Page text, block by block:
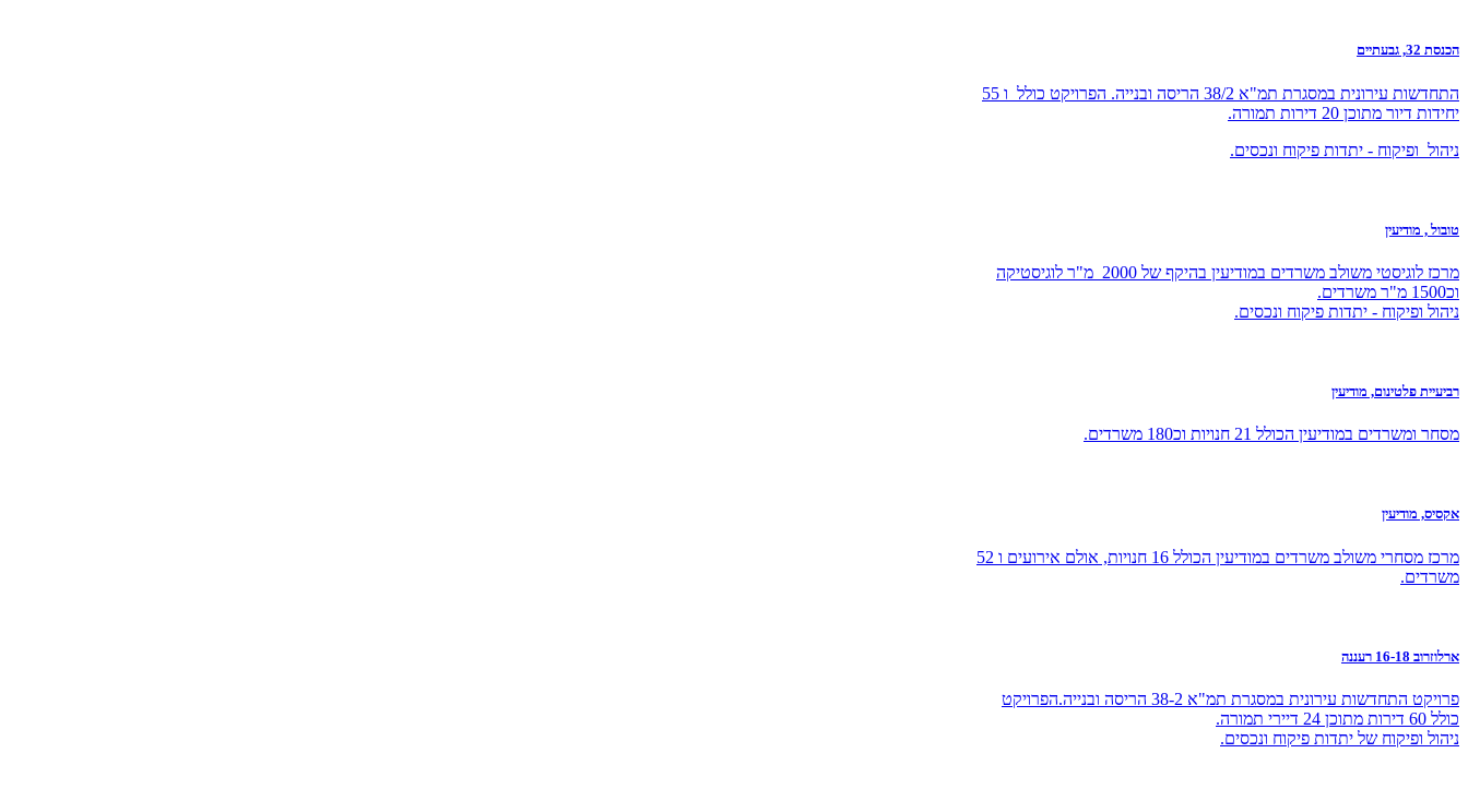
הכנסת 32, גבעתיים
התחדשות עירונית במסגרת תמ"א 38/2 הריסה ובנייה. הפרויקט כולל ו 55
יחידות דיור מתוכן 20 דירות תמורה.
ניהול ופיקוח - יתדות פיקוח ונכסים.
טובול , מודיעין
מרכז לוגיסטי משולב משרדים במודיעין בהיקף של 2000 מ"ר לוגיסטיקה
וכ1500 מ"ר משרדים.
ניהול ופיקוח - יתדות פיקוח ונכסים.
רביעיית פלטינום, מודיעין
מסחר ומשרדים במודיעין הכולל 21 חנויות וכ180 משרדים.
אקסיס, מודיעין
מרכז מסחרי משולב משרדים במודיעין הכולל 16 חנויות, אולם אירועים ו 52
משרדים.
ארלוזרוב 16-18 רעננה
פרויקט התחדשות עירונית במסגרת תמ"א 38-2 הריסה ובנייה.הפרויקט
כולל 60 דירות מתוכן 24 דיירי תמורה.
ניהול ופיקוח של יתדות פיקוח ונכסים.